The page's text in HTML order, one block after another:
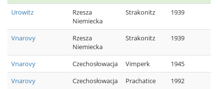
Urowitz
Rzesza
Niemiecka
Strakonitz 1939
Vnarovy
Rzesza
Niemiecka
Strakonitz 1939
Vnarovy Czechosłowacja Vimperk
1945
Vnarovy
Czechosłowacja Prachatice
1992